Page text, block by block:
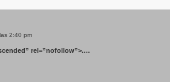
2:40 pm
” rel=”nofollow”>.…